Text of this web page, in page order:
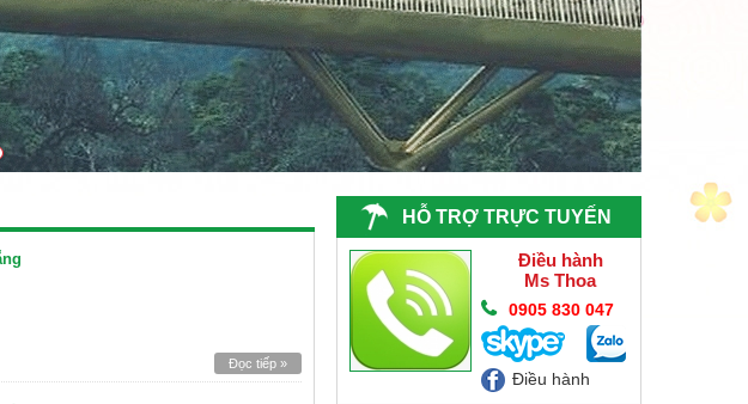
Đọc tiếp »
HỖ TRỢ TRỰC TUYẾN
Điều hành
Ms Thoa
0905 830 047
Điều hành